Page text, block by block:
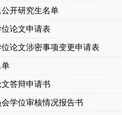
开研究生名单
论文申请表
论文涉密事项变更申请表
答辩申请书
学位审核情况报告书